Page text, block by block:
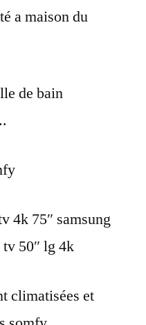
a maison du
de bain
4k 75″ samsung
tv 50″ lg 4k
climatisées et